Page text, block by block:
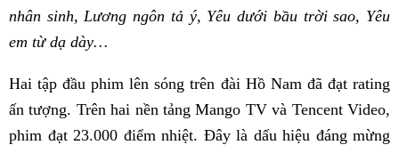
nhân sinh, Lương ngôn tả ý, Yêu dưới bầu trời sao, Yêu
em từ dạ dày…
Hai tập đầu phim lên sóng trên đài Hồ Nam đã đạt rating
ấn tượng. Trên hai nền tảng Mango TV và Tencent Video,
phim đạt 23.000 điểm nhiệt. Đây là dấu hiệu đáng mừng